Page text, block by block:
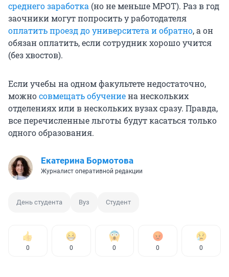
среднего заработка (но не меньше МРОТ). Раз в год
заочники могут попросить у работодателя
оплатить проезд до университета и обратно, а он
обязан оплатить, если сотрудник хорошо учится
(без хвостов).
Если учебы на одном факультете недостаточно,
можносовмещать обучениена нескольких
отделениях или в нескольких вузах сразу. Правда,
все перечисленные льготы будут касаться только
одного образования.
Екатерина Бормотова
Журналист оперативной редакции
День студента Вуз Студент
0 0 0 0 0